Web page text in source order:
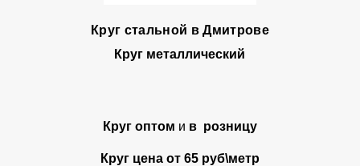
Круг стальной в Дмитрове
Круг металлический
Круг оптом и в розницу
Круг цена от 65 руб\метр